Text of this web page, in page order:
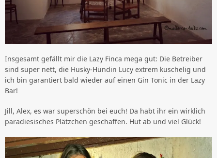
Insgesamt gefällt mir die Lazy Finca mega gut: Die Betreiber
sind super nett, die Husky-Hündin Lucy extrem kuschelig und
ich bin garantiert bald wieder auf einen Gin Tonic in der Lazy
Bar!
Jill, Alex, es war superschön bei euch! Da habt ihr ein wirklich
paradiesisches Plätzchen geschaffen. Hut ab und viel Glück!